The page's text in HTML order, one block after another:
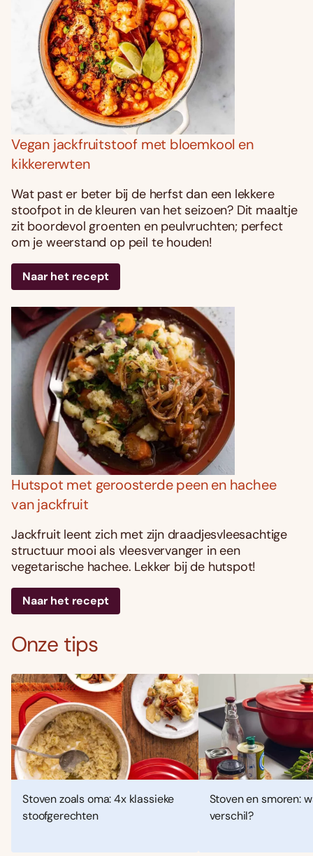
Vegan jackfruitstoof met bloemkool en
kikkererwten
Wat past er beter bij de herfst dan een lekkere
stoofpot in de kleuren van het seizoen? Dit maaltje
zit boordevol groenten en peulvruchten; perfect
om je weerstand op peil te houden!
Naar het recept
Hutspot met geroosterde peen en hachee
van jackfruit
Jackfruit leent zich met zijn draadjesvleesachtige
structuur mooi als vleesvervanger in een
vegetarische hachee. Lekker bij de hutspot!
Naar het recept
Onze tips
Stoven zoals oma: 4x klassieke
stoofgerechten
Stoven en smoren:
verschil?